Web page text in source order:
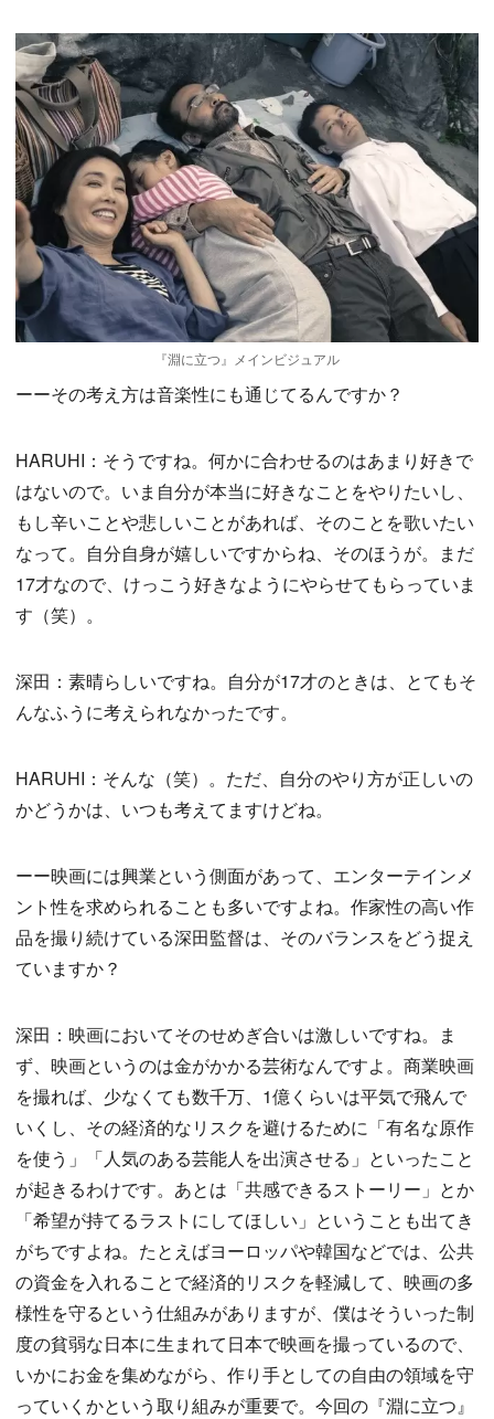
『淵に立つ』メインビジュアル
ーーその考え方は音楽性にも通じてるんですか？
HARUHI：そうですね。何かに合わせるのはあまり好きで
はないので。いま自分が本当に好きなことをやりたいし、
もし辛いことや悲しいことがあれば、そのことを歌いたい
なって。自分自身が嬉しいですからね、そのほうが。まだ
17才なので、けっこう好きなようにやらせてもらっていま
す（笑）。
深田：素晴らしいですね。自分が17才のときは、とてもそ
んなふうに考えられなかったです。
HARUHI：そんな（笑）。ただ、自分のやり方が正しいの
かどうかは、いつも考えてますけどね。
ーー映画には興業という側面があって、エンターテインメ
ント性を求められることも多いですよね。作家性の高い作
品を撮り続けている深田監督は、そのバランスをどう捉え
ていますか？
深田：映画においてそのせめぎ合いは激しいですね。ま
ず、映画というのは金がかかる芸術なんですよ。商業映画
を撮れば、少なくても数千万、1億くらいは平気で飛んで
いくし、その経済的なリスクを避けるために「有名な原作
を使う」「人気のある芸能人を出演させる」といったこと
が起きるわけです。あとは「共感できるストーリー」とか
「希望が持てるラストにしてほしい」ということも出てき
がちですよね。たとえばヨーロッパや韓国などでは、公共
の資金を入れることで経済的リスクを軽減して、映画の多
様性を守るという仕組みがありますが、僕はそういった制
度の貧弱な日本に生まれて日本で映画を撮っているので、
いかにお金を集めながら、作り手としての自由の領域を守
っていくかという取り組みが重要で。今回の『淵に立つ』